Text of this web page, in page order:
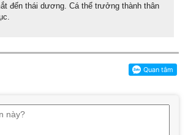
đến thái dương. Cá thể trưởng thành thân